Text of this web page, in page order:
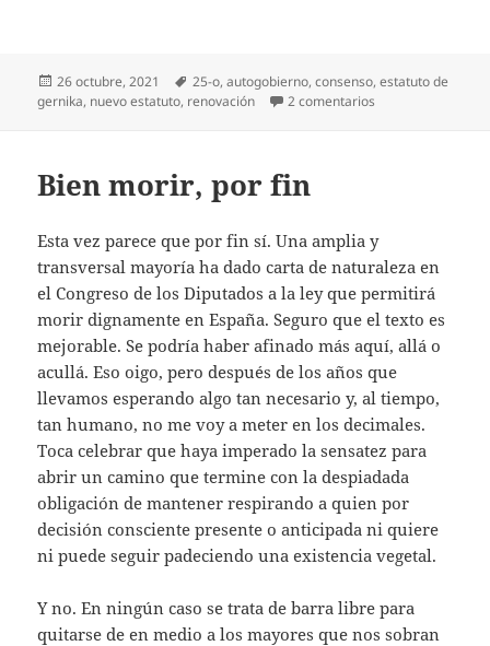
Publicado
el
26 octubre, 2021 Etiquetas
25-o,autogobierno,consenso,estatuto de
gernika, nuevo estatuto, renovación 2 comentarios
Bien morir, por fin
Esta vez parece que por fin sí. Una amplia y
transversal mayoría ha dado carta de naturaleza en
el Congreso de los Diputados a la ley que permitirá
morir dignamente en España. Seguro que el texto es
mejorable. Se podría haber afinado más aquí, allá o
acullá. Eso oigo, pero después de los años que
llevamos esperando algo tan necesario y, al tiempo,
tan humano, no me voy a meter en los decimales.
Toca celebrar que haya imperado la sensatez para
abrir un camino que termine con la despiadada
obligación de mantener respirando a quien por
decisión consciente presente o anticipada ni quiere
ni puede seguir padeciendo una existencia vegetal.
Y no. En ningún caso se trata de barra libre para
quitarse de en medio a los mayores que nos sobran